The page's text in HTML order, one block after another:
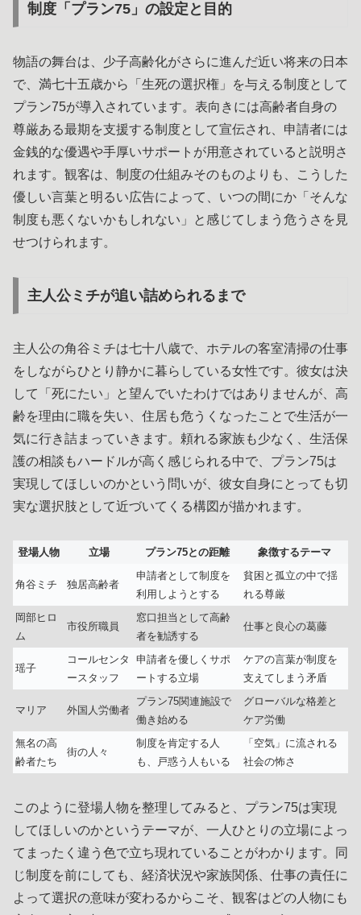
制度「プラン75」の設定と目的
物語の舞台は、少子高齢化がさらに進んだ近い将来の日本
で、満七十五歳から「生死の選択権」を与える制度として
プラン75が導入されています。表向きには高齢者自身の
尊厳ある最期を支援する制度として宣伝され、申請者には
金銭的な優遇や手厚いサポートが用意されていると説明さ
れます。観客は、制度の仕組みそのものよりも、こうした
優しい言葉と明るい広告によって、いつの間にか「そんな
制度も悪くないかもしれない」と感じてしまう危うさを見
せつけられます。
主人公ミチが追い詰められるまで
主人公の角谷ミチは七十八歳で、ホテルの客室清掃の仕事
をしながらひとり静かに暮らしている女性です。彼女は決
して「死にたい」と望んでいたわけではありませんが、高
齢を理由に職を失い、住居も危うくなったことで生活が一
気に行き詰まっていきます。頼れる家族も少なく、生活保
護の相談もハードルが高く感じられる中で、プラン75は
実現してほしいのかという問いが、彼女自身にとっても切
実な選択肢として近づいてくる構図が描かれます。
登場人物 立場 プラン75との距離 象徴するテーマ
角谷ミチ 独居高齢者
申請者として制度を
利用しようとする
貧困と孤立の中で揺
れる尊厳
岡部ヒロ
ム
市役所職員
窓口担当として高齢
者を勧誘する
仕事と良心の葛藤
瑶子
コールセンタ
ースタッフ
申請者を優しくサポ
ートする立場
ケアの言葉が制度を
支えてしまう矛盾
マリア 外国人労働者
プラン75関連施設で
働き始める
グローバルな格差と
ケア労働
無名の高
齢者たち
街の人々
制度を肯定する人
も、戸惑う人もいる
「空気」に流される
社会の怖さ
このように登場人物を整理してみると、プラン75は実現
してほしいのかというテーマが、一人ひとりの立場によっ
てまったく違う色で立ち現れていることがわかります。同
じ制度を前にしても、経済状況や家族関係、仕事の責任に
よって選択の意味が変わるからこそ、観客はどの人物にも